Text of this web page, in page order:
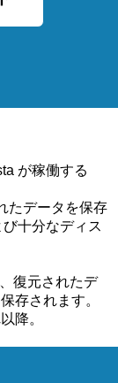
が稼働する
たデータを保存
十分なディス
復元されたデ
存されます。
降。